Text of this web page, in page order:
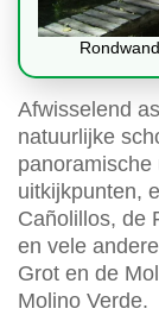
Afwisselend
natuurlijke
uitkijkpunten,
Cañolillos, de
en vele
Grot en de
Molino Verde.